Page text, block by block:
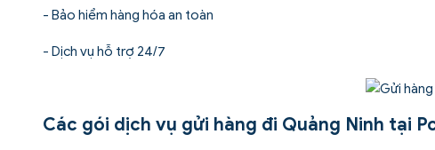
- Bảo hiểm hàng hóa an toàn
- Dịch vụ hỗ trợ 24/7
Các gói dịch vụ gửi hàng đi Quảng Ninh tại